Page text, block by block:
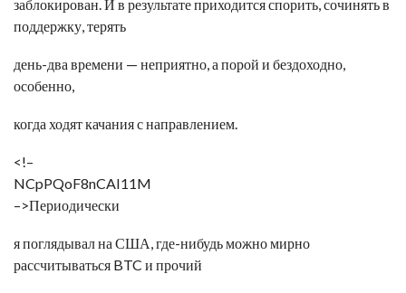
заблокирован. И в результате приходится спорить, сочинять в
поддержку, терять
день-два времени — неприятно, а порой и бездоходно,
особенно,
когда ходят качания с направлением.
<!–
NCpPQoF8nCAI11M
–>Периодически
я поглядывал на США, где-нибудь можно мирно
рассчитываться BTC и прочий